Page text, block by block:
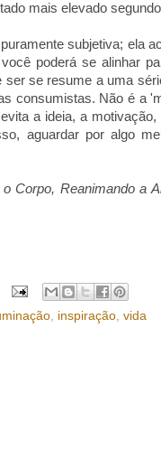
mais elevado
subjetiva; ela
poderá se alinhar
se resume a uma
consumistas. Não é a
a ideia, a
aguardar por algo
Corpo, Reanimando a
inspiração vida